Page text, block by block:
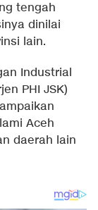
tengah
dinilai
lain.
Industrial
PHI JSK)
Aceh
daerah lain